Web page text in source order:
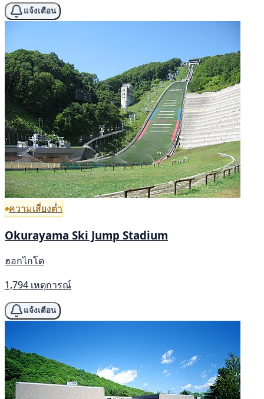
แจ้งเตือน
ความเสี่ยงต่ำ
Okurayama Ski Jump Stadium
ฮอกไกโด
1,794 เหตุการณ์
แจ้งเตือน